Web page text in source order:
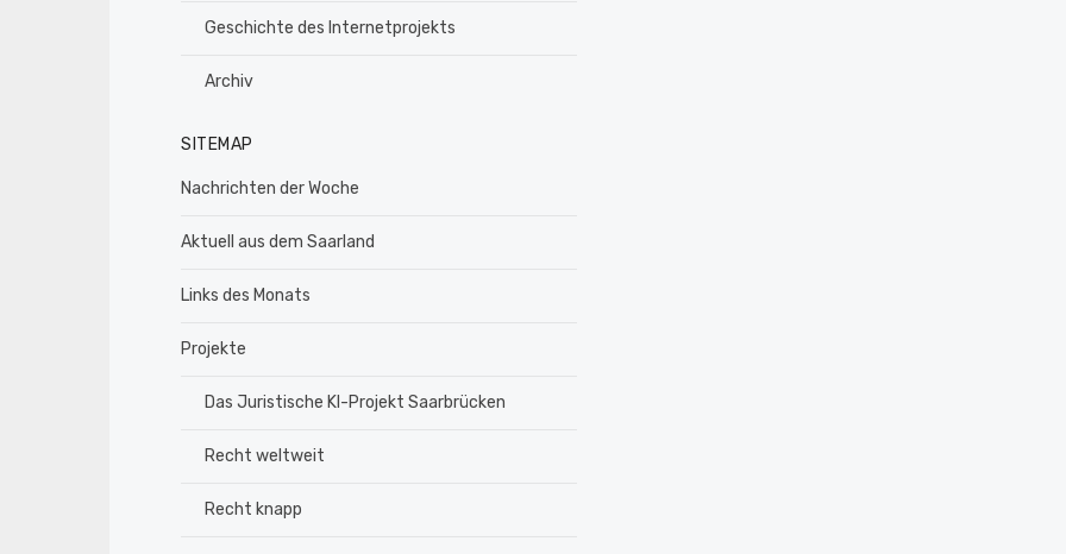
Geschichte des Internetprojekts
Archiv
SITEMAP
Nachrichten der Woche
Aktuell aus dem Saarland
Links des Monats
Projekte
Das Juristische KI-Projekt Saarbrücken
Recht weltweit
Recht knapp